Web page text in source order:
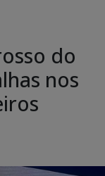
do
nos